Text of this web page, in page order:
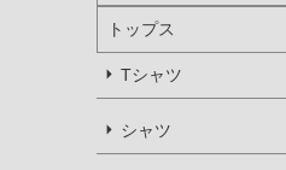
トップス
Tシャツ
シャツ